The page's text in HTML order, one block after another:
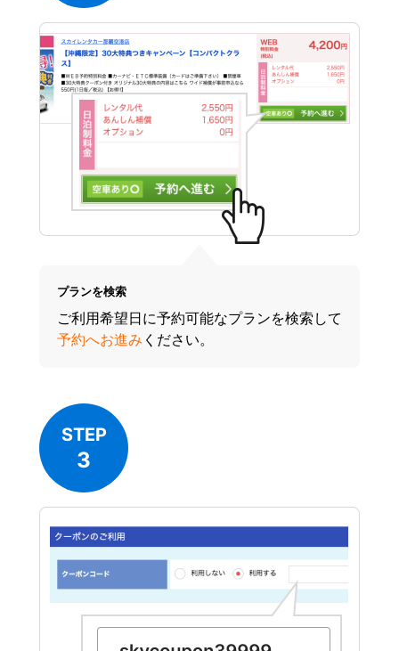
プランを検索
ご利用希望日に予約可能なプランを検索して
予約へお進み ください。
STEP
3